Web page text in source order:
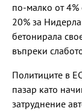
по-малко от 4%
20% за
бетонирала
въпреки
Политиците в
пазар като
затруднение